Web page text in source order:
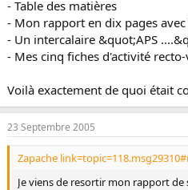
- Table des matières
- Mon rapport en dix pages
- Un intercalaire &quot;APS
- Mes cinq fiches d'activité
Voilà exactement de quoi était
23 Septembre 2005
Zapache
Je viens de resortir mon rapport